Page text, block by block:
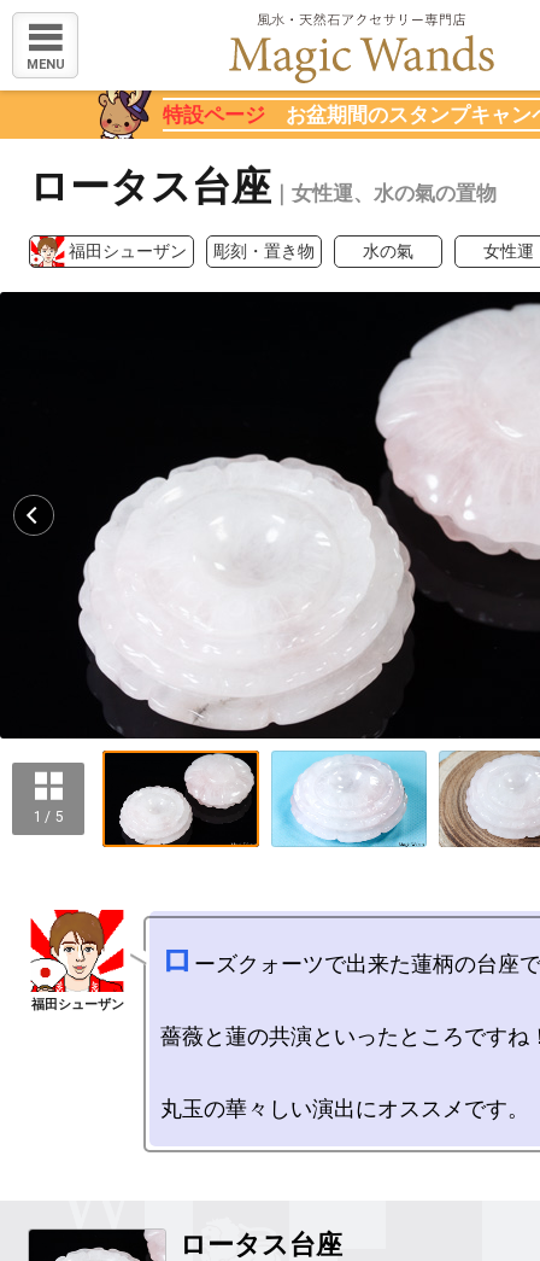
MENU
特設ページ お盆期間のスタンプキャン
ロータス台座 ｜女性運、水の氣の置物
福田シューザン 彫刻・置き物 水の氣 女性運
1 / 5
ロ ーズクォーツで出来た蓮柄の台座
薔薇と蓮の共演といったところですね
ロータス台座